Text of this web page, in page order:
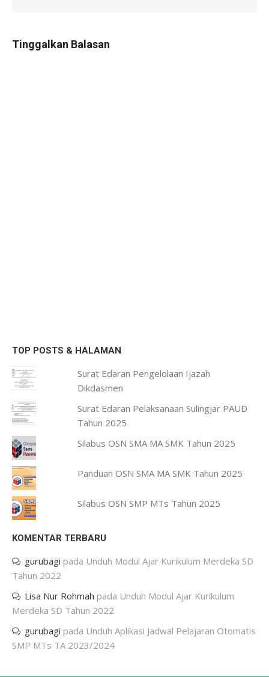
Tinggalkan Balasan
TOP POSTS & HALAMAN
Surat Edaran Pengelolaan Ijazah
Dikdasmen
Surat Edaran Pelaksanaan Sulingjar PAUD
Tahun 2025
Silabus OSN SMA MA SMK Tahun 2025
Panduan OSN SMA MA SMK Tahun 2025
Silabus OSN SMP MTs Tahun 2025
KOMENTAR TERBARU
gurubagi pada Unduh Modul Ajar Kurikulum Merdeka SD
Tahun 2022
Lisa Nur Rohmah pada Unduh Modul Ajar Kurikulum
Merdeka SD Tahun 2022
gurubagi pada Unduh Aplikasi Jadwal Pelajaran Otomatis
SMP MTs TA 2023/2024